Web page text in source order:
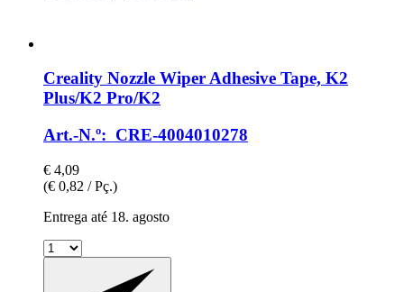
Creality Nozzle Wiper Adhesive Tape, K2
Plus/K2 Pro/K2
Art.-N.º: CRE-4004010278
€ 4,09
(€ 0,82 / Pç.)
Entrega até 18. agosto